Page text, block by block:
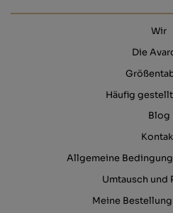
Wir
Die
Häufig
Blog
Allgemeine
Umtausch und
Meine